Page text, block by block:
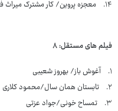
۱۴. معجزه پروین/ کار مشترک میراث فرهنگی و بنیاد فارابی
فیلم های مستقل: ۸
۱. آغوش باز/ بهروز شعیبی
۲. تابستان همان سال/محمود کلاری
۳. تمساح خونی/جواد عزتی